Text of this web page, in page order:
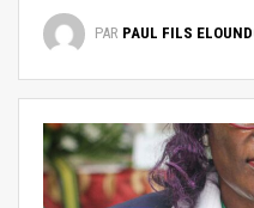
PAR PAUL FILS